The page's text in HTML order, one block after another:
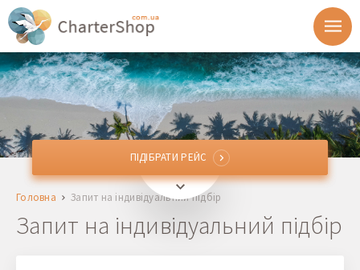
Звідки
ПІДІБРАТИ РЕЙС
ПІДІБРАТИ РЕЙС
Головна Запит на індивідуальний підбір
Запит на індивідуальний підбір